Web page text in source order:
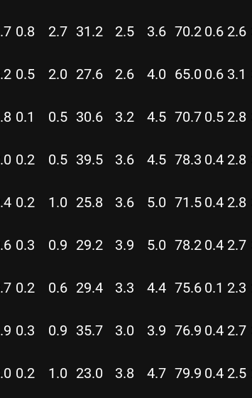
0.8 2.7 31.2 2.5 3.6 70.2 0.6 2.6
0.5 2.0 27.6 2.6 4.0 65.0 0.6 3.1
0.1 0.5 30.6 3.2 4.5 70.7 0.5 2.8
0.2 0.5 39.5 3.6 4.5 78.3 0.4 2.8
0.2 1.0 25.8 3.6 5.0 71.5 0.4 2.8
0.3 0.9 29.2 3.9 5.0 78.2 0.4 2.7
0.2 0.6 29.4 3.3 4.4 75.6 0.1 2.3
0.3 0.9 35.7 3.0 3.9 76.9 0.4 2.7
0.2 1.0 23.0 3.8 4.7 79.9 0.4 2.5